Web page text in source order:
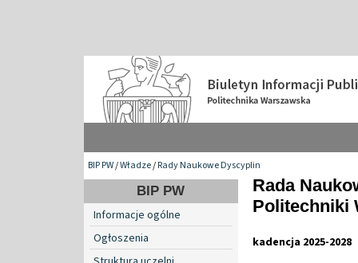
BIP PW/Władze/Rady Naukowe Dyscyplin
BIP PW
Informacje ogólne
Ogłoszenia
Rada
Politechniki
kadencja 2025-2028